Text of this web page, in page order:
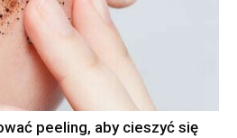
peeling, aby cieszyć się